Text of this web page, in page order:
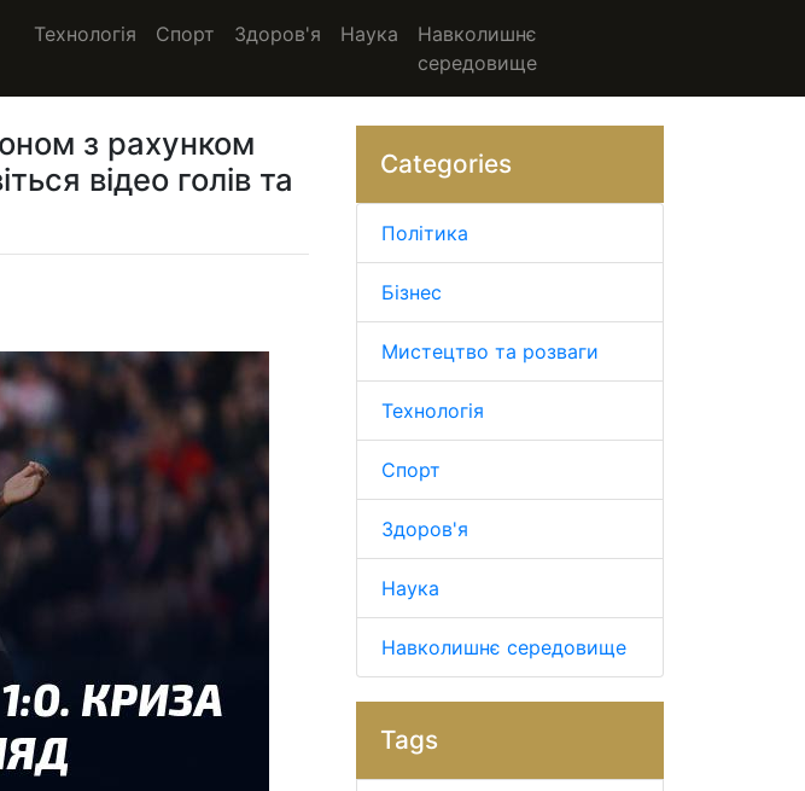
Технологія Спорт Здоров'я Наука
Навколишнє
середовище
з рахунком
відео голів та
Categories
Політика
Бізнес
Мистецтво та розваги
Технологія
Спорт
Здоров'я
Наука
Навколишнє середовище
Tags